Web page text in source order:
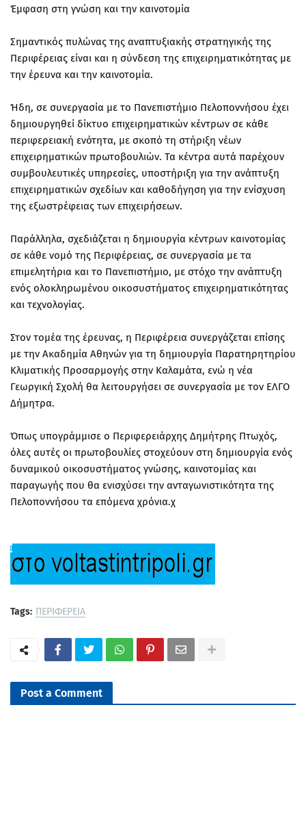
Έμφαση στη γνώση και την καινοτομία
Σημαντικός πυλώνας της αναπτυξιακής στρατηγικής της
Περιφέρειας είναι και η σύνδεση της επιχειρηματικότητας με
την έρευνα και την καινοτομία.
Ήδη, σε συνεργασία με το Πανεπιστήμιο Πελοποννήσου έχει
δημιουργηθεί δίκτυο επιχειρηματικών κέντρων σε κάθε
περιφερειακή ενότητα, με σκοπό τη στήριξη νέων
επιχειρηματικών πρωτοβουλιών. Τα κέντρα αυτά παρέχουν
συμβουλευτικές υπηρεσίες, υποστήριξη για την ανάπτυξη
επιχειρηματικών σχεδίων και καθοδήγηση για την ενίσχυση
της εξωστρέφειας των επιχειρήσεων.
Παράλληλα, σχεδιάζεται η δημιουργία κέντρων καινοτομίας
σε κάθε νομό της Περιφέρειας, σε συνεργασία με τα
επιμελητήρια και το Πανεπιστήμιο, με στόχο την ανάπτυξη
ενός ολοκληρωμένου οικοσυστήματος επιχειρηματικότητας
και τεχνολογίας.
Στον τομέα της έρευνας, η Περιφέρεια συνεργάζεται επίσης
με την Ακαδημία Αθηνών για τη δημιουργία Παρατηρητηρίου
Κλιματικής Προσαρμογής στην Καλαμάτα, ενώ η νέα
Γεωργική Σχολή θα λειτουργήσει σε συνεργασία με τον ΕΛΓΟ
Δήμητρα.
Όπως υπογράμμισε ο Περιφερειάρχης Δημήτρης Πτωχός,
όλες αυτές οι πρωτοβουλίες στοχεύουν στη δημιουργία ενός
δυναμικού οικοσυστήματος γνώσης, καινοτομίας και
παραγωγής που θα ενισχύσει την ανταγωνιστικότητα της
Πελοποννήσου τα επόμενα χρόνια.χ
Tags: ΠΕΡΙΦΕΡΕΙΑ
Post a Comment